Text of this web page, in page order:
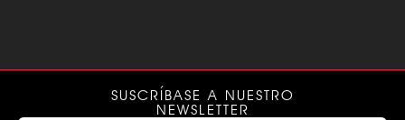
SUSCRÍBASE A NUESTRO
NEWSLETTER